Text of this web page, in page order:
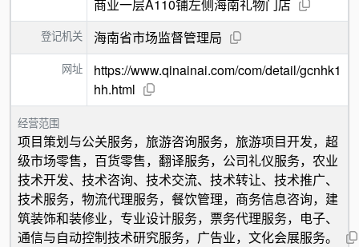
商业一层A110铺左侧海南礼物门店
登记机关 海南省市场监督管理局
网址
https://www.qinainai.com/com/detail/gcnhk1
hh.html
经营范围
项目策划与公关服务，旅游咨询服务，旅游项目开发，超
级市场零售，百货零售，翻译服务，公司礼仪服务，农业
技术开发、技术咨询、技术交流、技术转让、技术推广、
技术服务，物流代理服务，餐饮管理，商务信息咨询，建
筑装饰和装修业，专业设计服务，票务代理服务，电子、
通信与自动控制技术研究服务，广告业，文化会展服务。